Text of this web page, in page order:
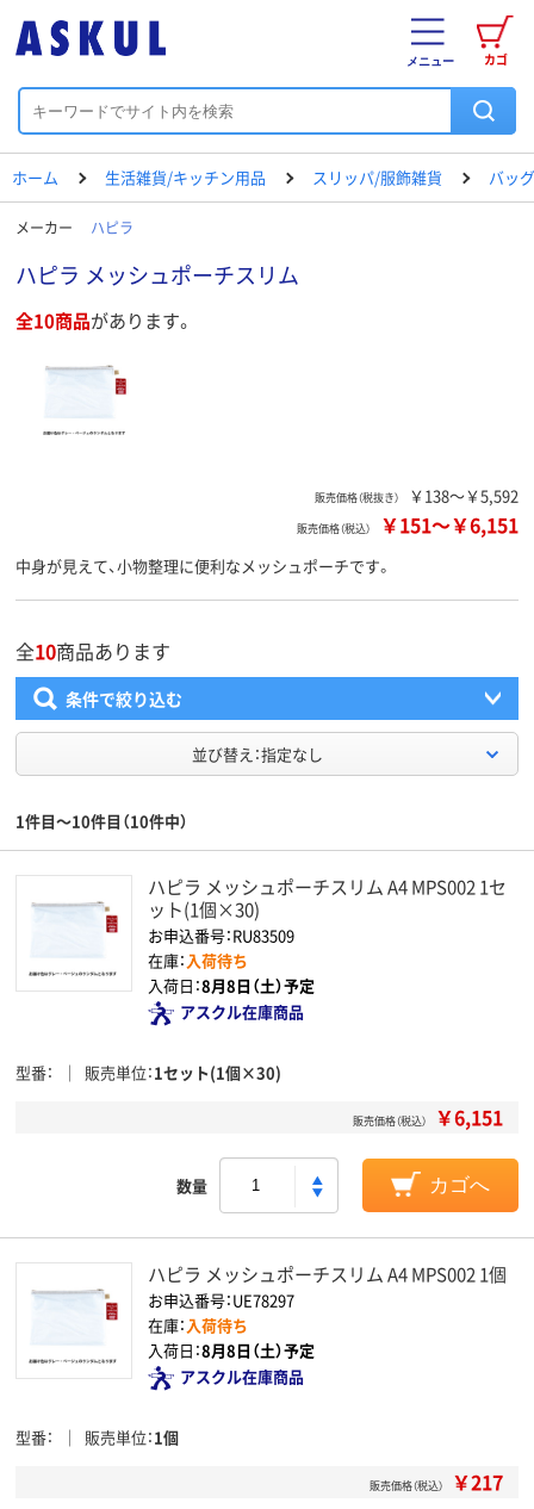
カゴ
メニュー
ホーム 生活雑貨/キッチン用品 スリッパ/服飾雑貨 バッグ
メーカー ハピラ
ハピラ メッシュポーチスリム
全10商品があります。
販売価格（税抜き） ￥138～￥5,592
販売価格（税込） ￥151～￥6,151
中身が見えて、小物整理に便利なメッシュポーチです。
全10商品あります
条件で絞り込む
並び替え：指定なし
1件目～10件目（10件中）
ハピラ メッシュポーチスリム A4 MPS002 1セ
ット(1個×30)
お申込番号：RU83509
在庫：入荷待ち
入荷日：8月8日（土）予定
アスクル在庫商品
型番 販売単位 1セット(1個×30)
販売価格（税込） ￥6,151
数量 カゴへ
ハピラ メッシュポーチスリム A4 MPS002 1個
お申込番号：UE78297
在庫：入荷待ち
入荷日：8月8日（土）予定
アスクル在庫商品
型番 販売単位 1個
販売価格（税込） ￥217